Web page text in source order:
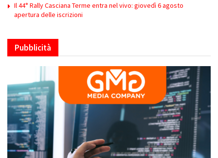
Il 44° Rally Casciana Terme entra nel vivo: giovedì 6 agosto
apertura delle iscrizioni
Pubblicità